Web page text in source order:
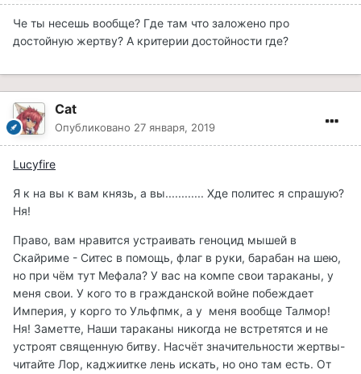
Че ты несешь вообще? Где там что заложено про
достойную жертву? А критерии достойности где?
Cat
Опубликовано 27 января, 2019
Lucyfire
Я к на вы к вам князь, а вы............ Хде политес я спрашую?
Ня!
Право, вам нравится устраивать геноцид мышей в
Скайриме - Ситес в помощь, флаг в руки, барабан на шею,
но при чём тут Мефала? У вас на компе свои тараканы, у
меня свои. У кого то в гражданской войне побеждает
Империя, у корго то Ульфпмк, а у меня вообще Талмор!
Ня! Заметте, Наши тараканы никогда не встретятся и не
устроят священную битву. Насчёт значительности жертвы-
читайте Лор, каджиитке лень искать, но оно там есть. От